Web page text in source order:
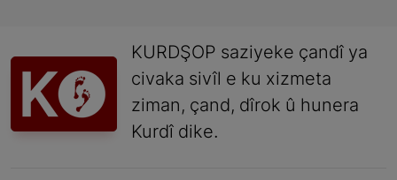
KURDŞOP saziyeke çandî ya
civaka sivîl e ku xizmeta
ziman, çand, dîrok û hunera
Kurdî dike.